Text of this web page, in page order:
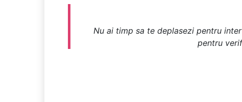
Nu ai timp sa te deplasezi pentru
pentru